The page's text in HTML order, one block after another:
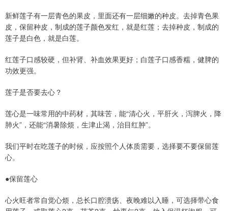
新鲜莲子有一层青色的果皮，里面还有一层细嫩的种皮。去掉青色果
皮，保留种皮，制成的莲子颜色发红，就是红莲；去掉种皮，制成的
莲子是白色，就是白莲。
红莲子口感较硬，但补肾、补血效果更好；白莲子口感香糯，健脾的
功效更强。
莲子是否要去心？
莲心是一味常用的中药材，其味苦，能“清心火，平肝火，泻脾火，降
肺火”，还能“消暑除烦，生津止渴，治目红肿”。
我们平时在吃莲子的时候，应按照个人体质需要，选择要不要保留莲
心。
●保留莲心
心火旺者常自觉心烦，总长口腔溃疡、夜晚难以入睡，可选择带心食